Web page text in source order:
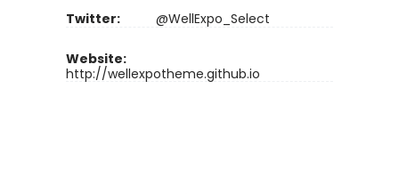
Twitter: @WellExpo_Select
Website:
http://wellexpotheme.github.io